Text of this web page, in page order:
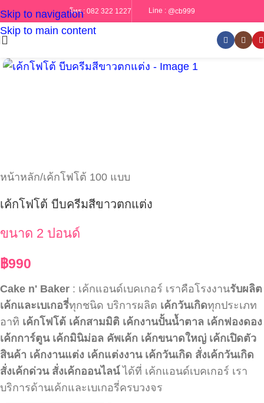
Skip to navigation
Skip to main content
โทร : 082 322 1227 Line : @cb999
หน้าหลัก/เค้กโฟโต้ 100 แบบ
เค้กโฟโต้ บีบครีมสีขาวตกแต่ง
ขนาด 2 ปอนด์
฿990
Cake n' Baker : เค้กแอนด์เบคเกอร์ เราคือโรงงานรับผลิต
เค้กและเบเกอรี่ทุกชนิด บริการผลิต เค้กวันเกิดทุกประเภท
อาทิ เค้กโฟโต้ เค้กสามมิติ เค้กงานปั้นน้ำตาล เค้กฟองดอง
เค้กการ์ตูน เค้กมินิม่อล คัพเค้ก เค้กขนาดใหญ่ เค้กเปิดตัว
สินค้า เค้กงานแต่ง เค้กแต่งงาน เค้กวันเกิด สั่งเค้กวันเกิด
สั่งเค้กด่วน สั่งเค้กออนไลน์ได้ที่ เค้กแอนด์เบคเกอร์ เรา
บริการด้านเค้กและเบเกอรี่ครบวงจร